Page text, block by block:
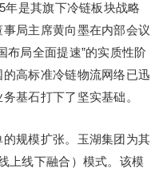
年是其旗下冷链板块战略
局主席黄向墨在内部会议
布局全面提速”的实质性阶
高标准冷链物流网络已迅
基石打下了坚实基础。
规模扩张。玉湖集团为其
线下融合）模式。该模